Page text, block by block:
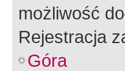
możliwość
Rejestracja
Góra